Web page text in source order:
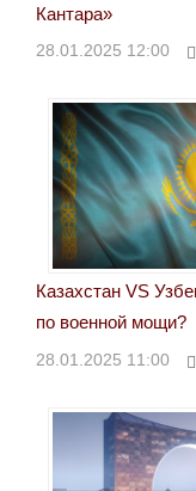
Кантара»
28.01.2025 12:00
Казахстан VS
по военной мощи?
28.01.2025 11:00